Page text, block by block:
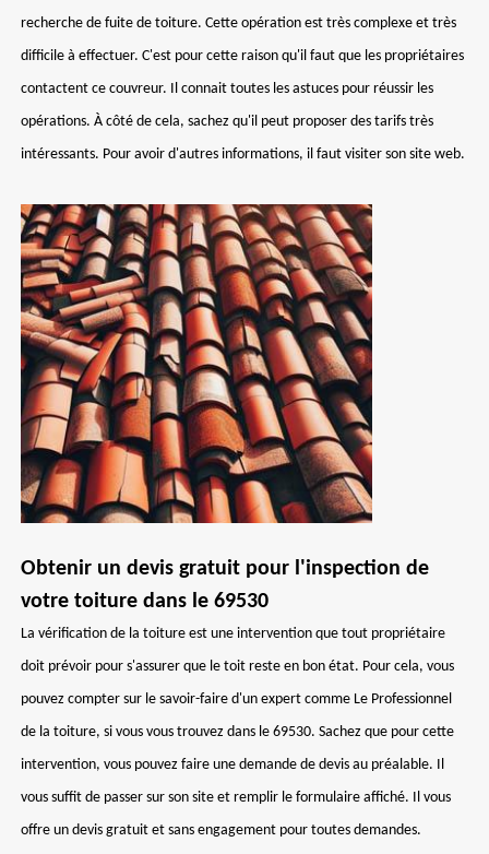
recherche de fuite de toiture. Cette opération est très complexe et très
difficile à effectuer. C'est pour cette raison qu'il faut que les propriétaires
contactent ce couvreur. Il connait toutes les astuces pour réussir les
opérations. À côté de cela, sachez qu'il peut proposer des tarifs très
intéressants. Pour avoir d'autres informations, il faut visiter son site web.
Obtenir un devis gratuit pour l'inspection de
votre toiture dans le 69530
La vérification de la toiture est une intervention que tout propriétaire
doit prévoir pour s'assurer que le toit reste en bon état. Pour cela, vous
pouvez compter sur le savoir-faire d'un expert comme Le Professionnel
de la toiture, si vous vous trouvez dans le 69530. Sachez que pour cette
intervention, vous pouvez faire une demande de devis au préalable. Il
vous suffit de passer sur son site et remplir le formulaire affiché. Il vous
offre un devis gratuit et sans engagement pour toutes demandes.